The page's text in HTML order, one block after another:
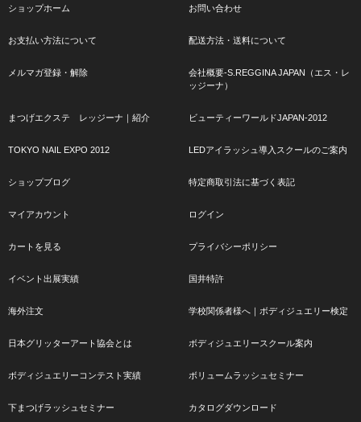
ショップホーム お問い合わせ
お支払い方法について 配送方法・送料について
メルマガ登録・解除
会社概要-S.REGGINA JAPAN（エス・レ
ッジーナ）
まつげエクステ レッジーナ｜紹介 ビューティーワールドJAPAN-2012
TOKYO NAIL EXPO 2012 LEDアイラッシュ導入スクールのご案内
ショップブログ 特定商取引法に基づく表記
マイアカウント ログイン
カートを見る プライバシーポリシー
イベント出展実績 国井特許
海外注文 学校関係者様へ｜ボディジュエリー検定
日本グリッターアート協会とは ボディジュエリースクール案内
ボディジュエリーコンテスト実績 ボリュームラッシュセミナー
下まつげラッシュセミナー カタログダウンロード